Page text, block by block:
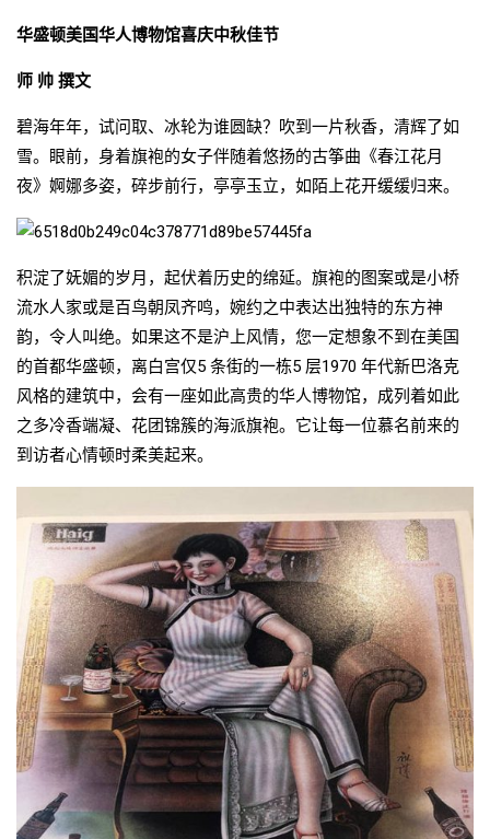
华盛顿美国华人博物馆喜庆中秋佳节
师 帅 撰文
碧海年年，试问取、冰轮为谁圆缺？吹到一片秋香，清辉了如
雪。眼前，身着旗袍的女子伴随着悠扬的古筝曲《春江花月
夜》婀娜多姿，碎步前行，亭亭玉立，如陌上花开缓缓归来。
积淀了妩媚的岁月，起伏着历史的绵延。旗袍的图案或是小桥
流水人家或是百鸟朝凤齐鸣，婉约之中表达出独特的东方神
韵，令人叫绝。如果这不是沪上风情，您一定想象不到在美国
的首都华盛顿，离白宫仅5 条街的一栋5 层1970 年代新巴洛克
风格的建筑中，会有一座如此高贵的华人博物馆，成列着如此
之多冷香端凝、花团锦簇的海派旗袍。它让每一位慕名前来的
到访者心情顿时柔美起来。